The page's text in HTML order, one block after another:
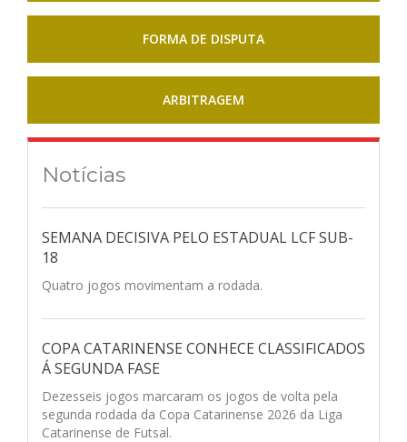
FORMA DE DISPUTA
ARBITRAGEM
Notícias
SEMANA DECISIVA PELO ESTADUAL LCF SUB-
18
Quatro jogos movimentam a rodada.
COPA CATARINENSE CONHECE CLASSIFICADOS
Á SEGUNDA FASE
Dezesseis jogos marcaram os jogos de volta pela
segunda rodada da Copa Catarinense 2026 da Liga
Catarinense de Futsal.